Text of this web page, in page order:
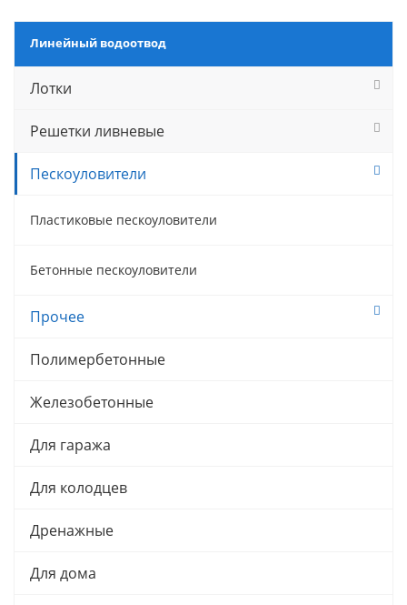
Линейный водоотвод
Лотки
Решетки ливневые
Пескоуловители
Пластиковые пескоуловители
Бетонные пескоуловители
Прочее
Полимербетонные
Железобетонные
Для гаража
Для колодцев
Дренажные
Для дома